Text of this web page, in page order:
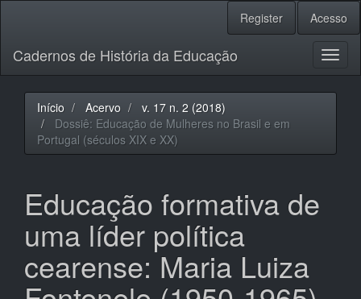
principal
Barra
Lateral
Register Acesso
Cadernos de História da Educação
Início Acervo
v. 17 n. 2 (2018)
Dossiê: Educação de Mulheres no Brasil e em
Portugal (séculos XIX e XX)
Educação formativa de
uma líder política
cearense: Maria Luiza